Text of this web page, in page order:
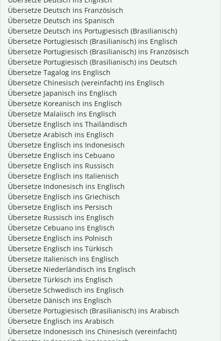
Übersetze Deutsch ins Französisch
Übersetze Deutsch ins Spanisch
Übersetze Deutsch ins Portugiesisch (Brasilianisch)
Übersetze Portugiesisch (Brasilianisch) ins Englisch
Übersetze Portugiesisch (Brasilianisch) ins Französisch
Übersetze Portugiesisch (Brasilianisch) ins Deutsch
Übersetze Tagalog ins Englisch
Übersetze Chinesisch (vereinfacht) ins Englisch
Übersetze Japanisch ins Englisch
Übersetze Koreanisch ins Englisch
Übersetze Malaiisch ins Englisch
Übersetze Englisch ins Thailändisch
Übersetze Arabisch ins Englisch
Übersetze Englisch ins Indonesisch
Übersetze Englisch ins Cebuano
Übersetze Englisch ins Russisch
Übersetze Englisch ins Italienisch
Übersetze Indonesisch ins Englisch
Übersetze Englisch ins Griechisch
Übersetze Englisch ins Persisch
Übersetze Russisch ins Englisch
Übersetze Cebuano ins Englisch
Übersetze Englisch ins Polnisch
Übersetze Englisch ins Türkisch
Übersetze Italienisch ins Englisch
Übersetze Niederländisch ins Englisch
Übersetze Türkisch ins Englisch
Übersetze Schwedisch ins Englisch
Übersetze Dänisch ins Englisch
Übersetze Portugiesisch (Brasilianisch) ins Arabisch
Übersetze Englisch ins Arabisch
Übersetze Indonesisch ins Chinesisch (vereinfacht)